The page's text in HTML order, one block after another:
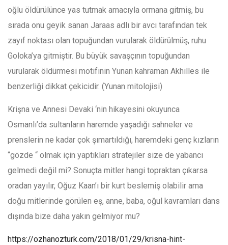
oğlu öldürülünce yas tutmak amacıyla ormana gitmiş, bu
sırada onu geyik sanan Jaraas adlı bir avcı tarafından tek
zayıf noktası olan topuğundan vurularak öldürülmüş, ruhu
Goloka’ya gitmiştir. Bu büyük savaşçının topuğundan
vurularak öldürmesi motifinin Yunan kahraman Akhilles ile
benzerliği dikkat çekicidir. (Yunan mitolojisi)
Krişna ve Annesi Devaki ‘nin hikayesini okuyunca
Osmanlı’da sultanların haremde yaşadığı sahneler ve
prenslerin ne kadar çok şımartıldığı, haremdeki genç kızların
“gözde “ olmak için yaptıkları stratejiler size de yabancı
gelmedi değil mi? Sonuçta mitler hangi topraktan çıkarsa
oradan yayılır, Oğuz Kaan’ı bir kurt beslemiş olabilir ama
doğu mitlerinde görülen eş, anne, baba, oğul kavramları dans
dışında bize daha yakın gelmiyor mu?
https://ozhanozturk.com/2018/01/29/krisna-hint-